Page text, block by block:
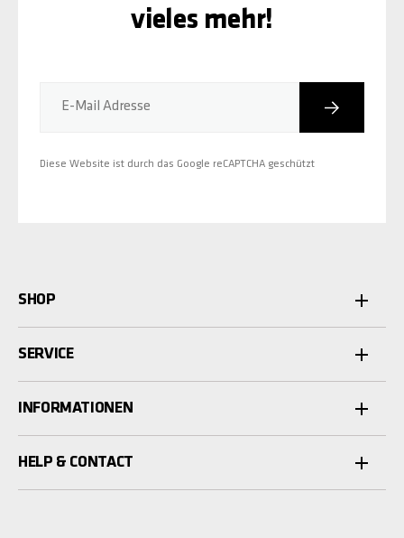
E-Mail Adresse
Diese Website ist durch das Google reCAPTCHA geschützt
vieles mehr!
SHOP
SERVICE
INFORMATIONEN
HELP & CONTACT